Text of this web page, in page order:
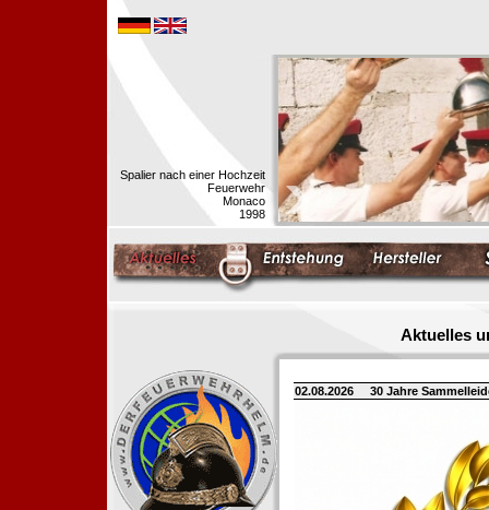
Spalier nach einer Hochzeit
Feuerwehr
Monaco
1998
Aktuelles
02.08.2026 30 Jahre